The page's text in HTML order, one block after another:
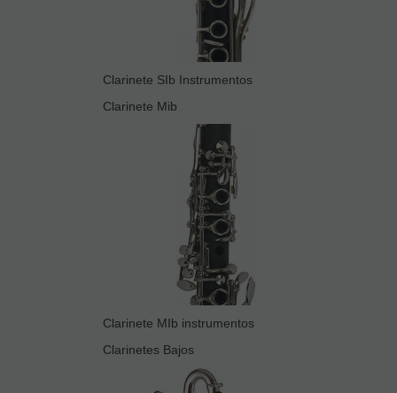
Clarinete SIb Instrumentos
Clarinete Mib
Clarinete MIb instrumentos
Clarinetes Bajos